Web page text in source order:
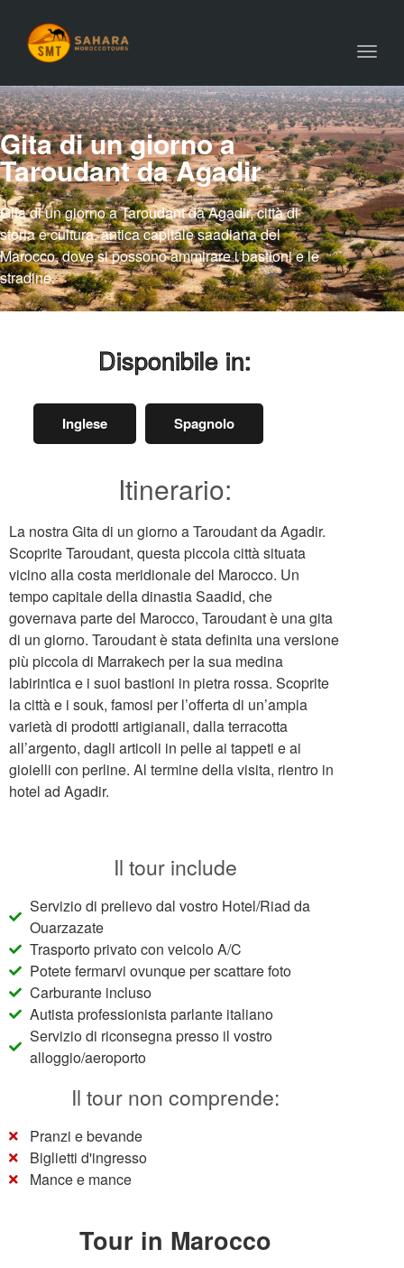
Gita di un giorno a
Taroudant da Agadir
Gita di un giorno a Taroudant da Agadir, città di
storia e cultura, antica capitale saadiana del
Marocco, dove si possono ammirare i bastioni e le
stradine.
Disponibile in:
Inglese Spagnolo
Itinerario:
La nostra Gita di un giorno a Taroudant da Agadir.
Scoprite Taroudant, questa piccola città situata
vicino alla costa meridionale del Marocco. Un
tempo capitale della dinastia Saadid, che
governava parte del Marocco, Taroudant è una gita
di un giorno. Taroudant è stata definita una versione
più piccola di Marrakech per la sua medina
labirintica e i suoi bastioni in pietra rossa. Scoprite
la città e i souk, famosi per l’offerta di un’ampia
varietà di prodotti artigianali, dalla terracotta
all’argento, dagli articoli in pelle ai tappeti e ai
gioielli con perline. Al termine della visita, rientro in
hotel ad Agadir.
Il tour include
Servizio di prelievo dal vostro Hotel/Riad da
Ouarzazate
Trasporto privato con veicolo A/C
Potete fermarvi ovunque per scattare foto
Carburante incluso
Autista professionista parlante italiano
Servizio di riconsegna presso il vostro
alloggio/aeroporto
Il tour non comprende:
Pranzi e bevande
Biglietti d'ingresso
Mance e mance
Tour in Marocco